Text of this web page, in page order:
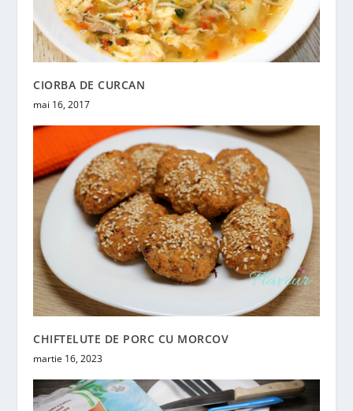
CIORBA DE CURCAN
mai 16, 2017
CHIFTELUTE DE PORC CU MORCOV
martie 16, 2023